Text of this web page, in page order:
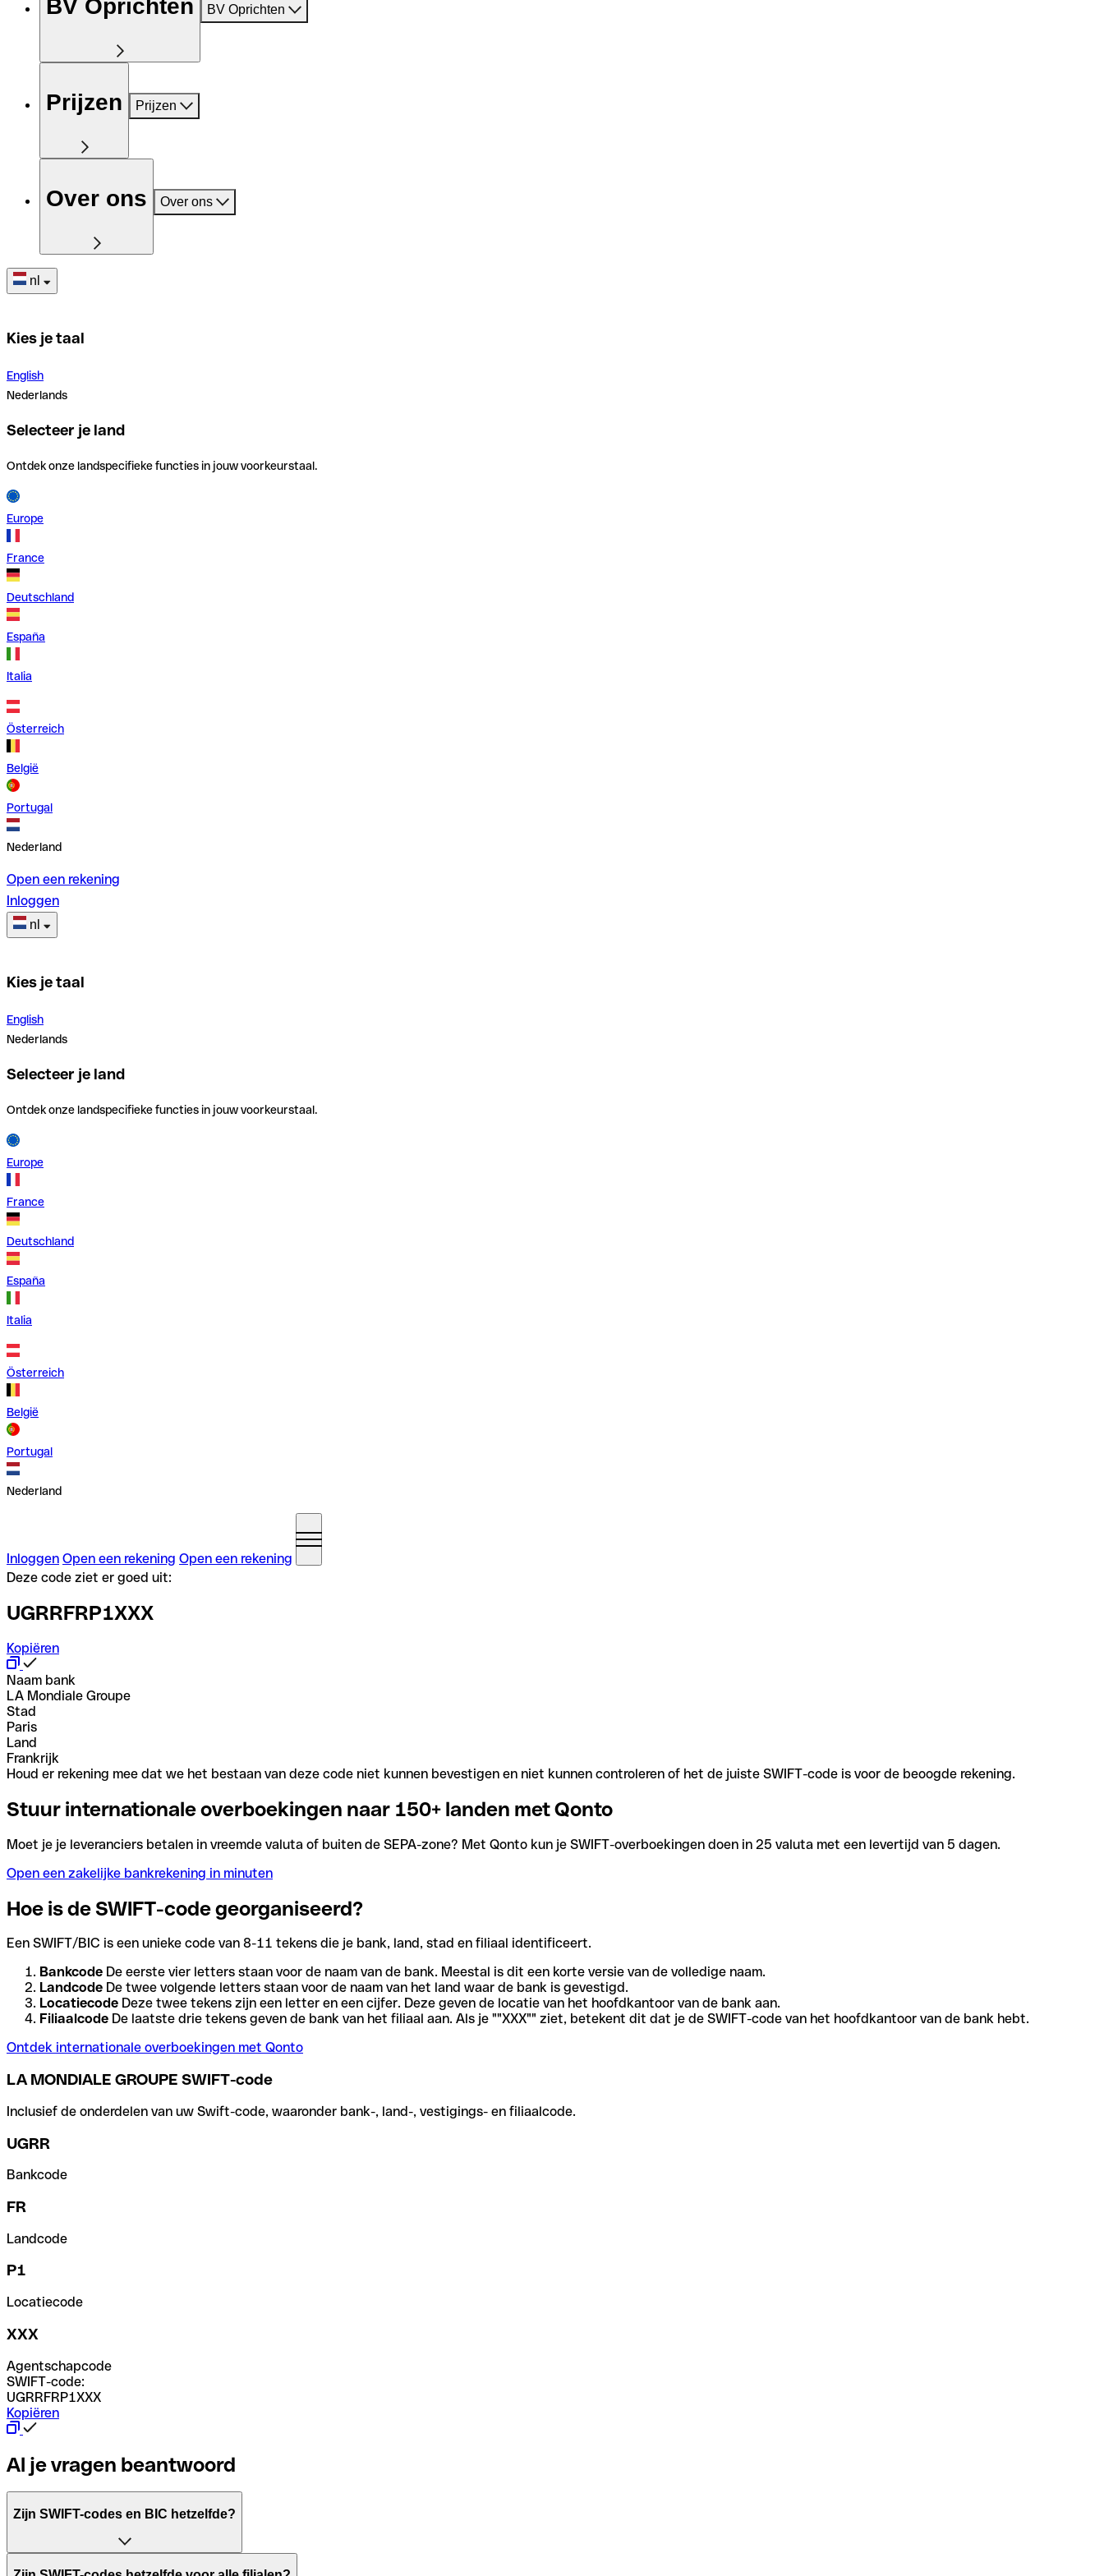
BV Oprichten BV Oprichten
Prijzen Prijzen
Over ons Over ons
nl
Kies je taal
English
Nederlands
Selecteer je land
Ontdek onze landspecifieke functies in jouw voorkeurstaal.
Europe
France
Deutschland
España
Italia
Österreich
België
Portugal
Nederland
Open een rekening
Inloggen
nl
Kies je taal
English
Nederlands
Selecteer je land
Ontdek onze landspecifieke functies in jouw voorkeurstaal.
Europe
France
Deutschland
España
Italia
Österreich
België
Portugal
Nederland
Inloggen Open een rekening Open een rekening
Deze code ziet er goed uit:
UGRRFRP1XXX
Kopiëren
Naam bank
LA Mondiale Groupe
Stad
Paris
Land
Frankrijk
Houd er rekening mee dat we het bestaan van deze code niet kunnen bevestigen en niet kunnen controleren of het de juiste SWIFT-code is voor de beoogde rekening.
Stuur internationale overboekingen naar 150+ landen met Qonto
Moet je je leveranciers betalen in vreemde valuta of buiten de SEPA-zone? Met Qonto kun je SWIFT-overboekingen doen in 25 valuta met een levertijd van 5 dagen.
Open een zakelijke bankrekening in minuten
Hoe is de SWIFT-code georganiseerd?
Een SWIFT/BIC is een unieke code van 8-11 tekens die je bank, land, stad en filiaal identificeert.
Bankcode De eerste vier letters staan voor de naam van de bank. Meestal is dit een korte versie van de volledige naam.
Landcode De twee volgende letters staan voor de naam van het land waar de bank is gevestigd.
Locatiecode Deze twee tekens zijn een letter en een cijfer. Deze geven de locatie van het hoofdkantoor van de bank aan.
Filiaalcode De laatste drie tekens geven de bank van het filiaal aan. Als je ""XXX"" ziet, betekent dit dat je de SWIFT-code van het hoofdkantoor van de bank hebt.
Ontdek internationale overboekingen met Qonto
LA MONDIALE GROUPE SWIFT-code
Inclusief de onderdelen van uw Swift-code, waaronder bank-, land-, vestigings- en filiaalcode.
UGRR
Bankcode
FR
Landcode
P1
Locatiecode
XXX
Agentschapcode
SWIFT-code:
UGRRFRP1XXX
Kopiëren
Al je vragen beantwoord
Zijn SWIFT-codes en BIC hetzelfde?